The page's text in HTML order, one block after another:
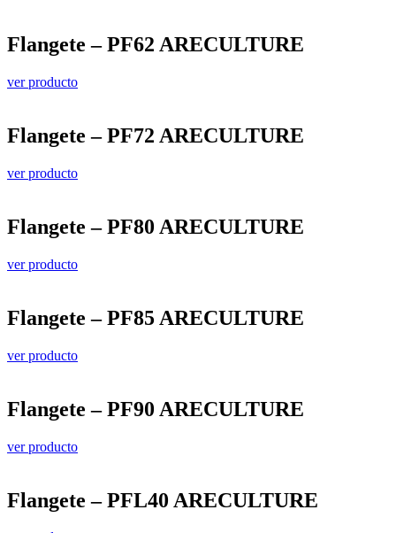
Flangete – PF62 ARECULTURE
ver producto
Flangete – PF72 ARECULTURE
ver producto
Flangete – PF80 ARECULTURE
ver producto
Flangete – PF85 ARECULTURE
ver producto
Flangete – PF90 ARECULTURE
ver producto
Flangete – PFL40 ARECULTURE